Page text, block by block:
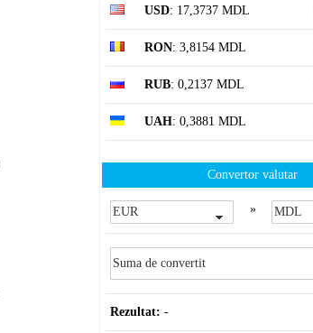
USD: 17,3737 MDL
RON: 3,8154 MDL
RUB: 0,2137 MDL
UAH: 0,3881 MDL
Convertor valutar
»
Rezultat: -